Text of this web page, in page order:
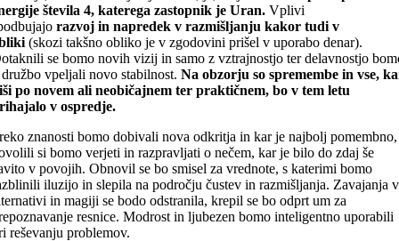
števila 4, katerega zastopnik je Uran. Vplivi
razvoj in napredek v razmišljanju kakor tudi v
(skozi takšno obliko je v zgodovini prišel v uporabo denar).
se bomo novih vizij in samo z vztrajnostjo ter delavnostjo
vpeljali novo stabilnost.Na obzorju so spremembe in vse,
po novem ali neobičajnem ter praktičnem, bo v tem letu
v ospredje.
znanosti bomo dobivali nova odkritja in kar je najbolj pomembno,
si bomo verjeti in razpravljati o nečem, kar je bilo do zdaj še
v povojih. Obnovil se bo smisel za vrednote, s katerimi bomo
iluzijo in slepila na področju čustev in razmišljanja. Zavajanja v
in magiji se bodo odstranila, krepil se bo odprt um za
resnice. Modrost in ljubezen bomo inteligentno uporabili
reševanju problemov.